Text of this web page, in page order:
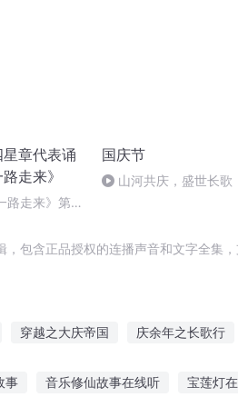
章代表诵
走来》
路走来》第十
国庆节
山河共庆，盛世长歌
包含正品授权的连播声音和文字全集
穿越之大庆帝国 庆余年之长歌行
事 音乐修仙故事在线听 宝莲灯